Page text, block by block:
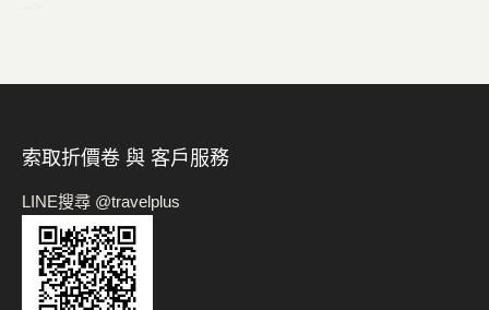
索取折價卷 與 客戶服務
LINE搜尋 @travelplus